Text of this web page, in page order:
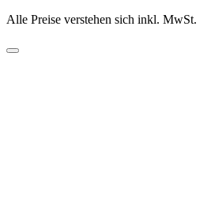
Alle Preise verstehen sich inkl. MwSt.